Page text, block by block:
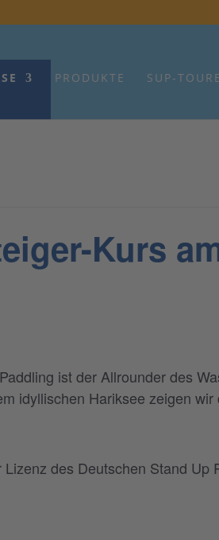
PRODUKTE SUP-
Kurs
ist der Allrounder des
idyllischen Hariksee zeigen
des Deutschen Stand Up